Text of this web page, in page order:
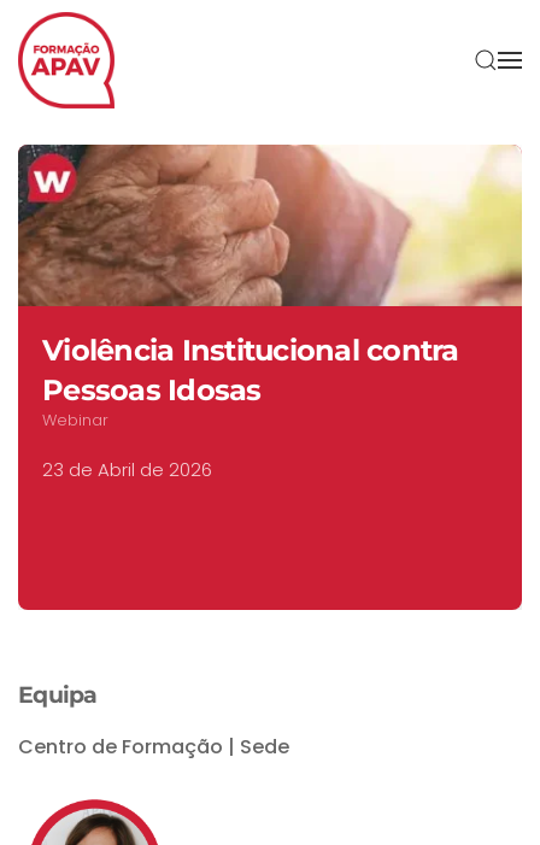
Skip to main content
Agentes Qualificados/as
domínio da Violência
Apoio à Vítima
Equipa
Centro de Formação | Sede